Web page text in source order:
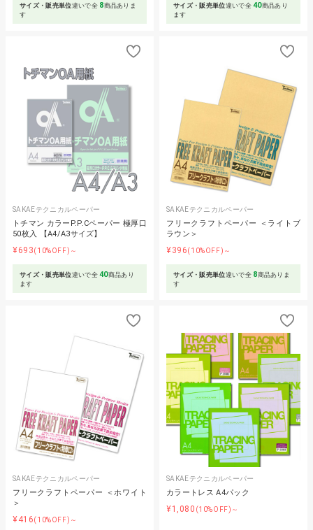
サイズ・販売単位違いで全 8商品ありま
す
サイズ・販売単位違いで全40商品あり
ます
SAKAEテクニカルペーパー
トチマン カラーP.P.Cペーパー 極厚口
50枚入 【A4/A3サイズ】
¥693(10%OFF)～
サイズ・販売単位違いで全40商品あり
ます
SAKAEテクニカルペーパー
フリークラフトペーパー ＜ライトブ
ラウン＞
¥396(10%OFF)～
サイズ・販売単位違いで全 8商品ありま
す
SAKAEテクニカルペーパー
フリークラフトペーパー ＜ホワイト
＞
¥416(10%OFF)～
SAKAEテクニカルペーパー
カラートレス A4パック
¥1,080 (10%OFF)～